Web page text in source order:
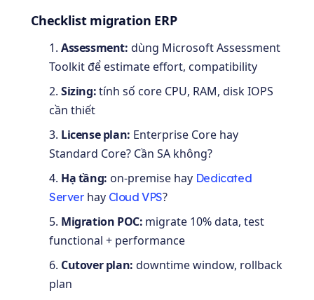
Checklist migration ERP
Assessment: dùng Microsoft Assessment
Toolkit để estimate effort, compatibility
Sizing:tính số core CPU, RAM, disk IOPS
cần thiết
License plan: Enterprise Core hay
Standard Core? Cần SA không?
Hạ tầng: on-premise hay Dedicated
Serverhay Cloud VPS?
Migration POC: migrate 10% data, test
functional + performance
Cutover plan: downtime window, rollback
plan